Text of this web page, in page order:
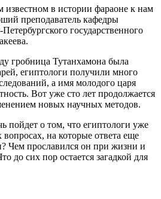
известном в истории фараоне к нам
преподаватель кафедры
государственного
гробница Тутанхамона была
египтологи получили много
а имя молодого царя
Вот уже сто лет продолжается
новых научных методов.
пойдет о том, что египтологи уже
на которые ответа еще
Чем прославился он при жизни и
до сих пор остается загадкой для